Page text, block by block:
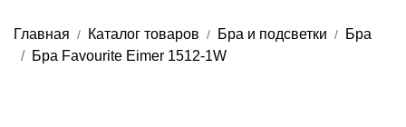
Главная Каталог товаров Бра и подсветки
Бра
Бра Favourite Eimer 1512-1W